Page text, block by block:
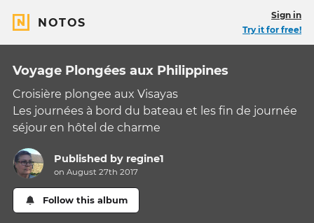
NOTOS
Sign in
Try it for free!
Voyage Plongées aux Philippines
Croisière plongee aux Visayas
Les journées à bord du bateau et les fin de journée
séjour en hôtel de charme
Published by regine1
on August 27th 2017
Follow this album